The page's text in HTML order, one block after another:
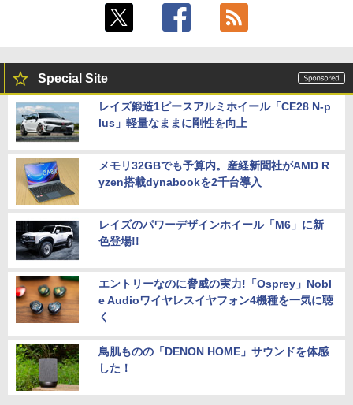
Special Site
レイズ鍛造1ピースアルミホイール「CE28 N-p
lus」軽量なままに剛性を向上
メモリ32GBでも予算内。産経新聞社がAMD R
yzen搭載dynabookを2千台導入
レイズのパワーデザインホイール「M6」に新
色登場!!
エントリーなのに脅威の実力!「Osprey」Nobl
e Audioワイヤレスイヤフォン4機種を一気に聴
く
鳥肌ものの「DENON HOME」サウンドを体感
した！